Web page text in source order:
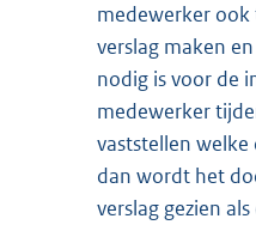
medewerker ook
verslag maken
nodig is voor de
medewerker
vaststellen
dan wordt het
verslag gezien